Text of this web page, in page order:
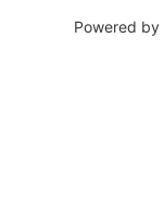
Powered by